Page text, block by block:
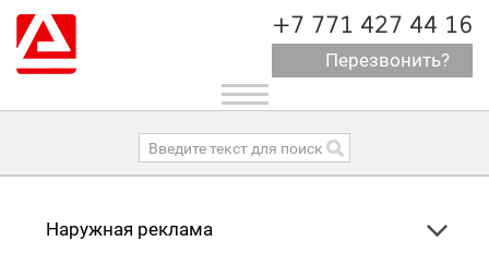
+7 771 427 44 16
Перезвонить?
Toggle
navigation
Наружная реклама